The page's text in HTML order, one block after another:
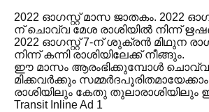
2022 ഓഗസ്റ്റ് മാസ ജാതകം. 2022
ന് ചൊവ്വ മേശ രാശിയിൽ നിന്ന്
2022 ഓഗസ്റ്റ് 7-ന് ശുക്രൻ മിഥുന
നിന്ന് കന്നി രാശിയിലേക്ക് നീങ്ങും.
ഈ മാസം ആരംഭിക്കുമ്പോൾ
മിക്കവർക്കും
രാശിയിലും കേതു
Transit Inline Ad 1